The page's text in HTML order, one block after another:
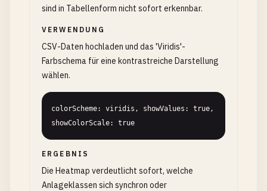
sind in Tabellenform nicht sofort erkennbar.
VERWENDUNG
CSV-Daten hochladen und das 'Viridis'-
Farbschema für eine kontrastreiche Darstellung
wählen.
colorScheme: viridis, showValues: true,
showColorScale: true
ERGEBNIS
Die Heatmap verdeutlicht sofort, welche
Anlageklassen sich synchron oder